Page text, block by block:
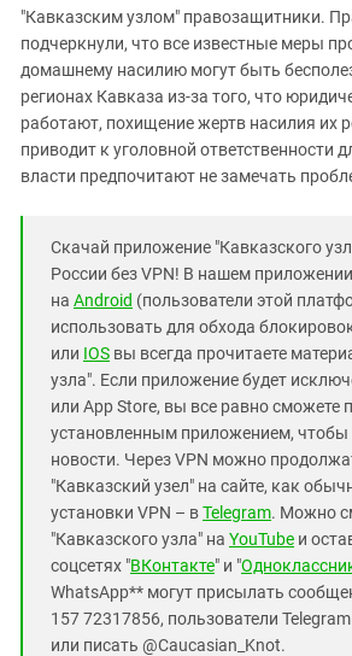
"Кавказским узлом" правозащитники.
подчеркнули, что все известные меры
домашнему насилию могут быть
регионах Кавказа из-за того, что
работают, похищение жертв насилия их
приводит к уголовной ответственности
власти предпочитают не замечать
Скачай приложение "Кавказского
России без VPN! В нашем приложении
на Android (пользователи этой
использовать для обхода
или IOS вы всегда прочитаете
узла". Если приложение будет
или App Store, вы все равно сможете
установленным приложением, чтобы
новости. Через VPN можно
"Кавказский узел" на сайте, как
установки VPN – вTelegram. Можно
"Кавказского узла" на YouTube и
соцсетях "ВКонтакте" и "
WhatsApp** могут присылать
157 72317856, пользователи
или писать @Caucasian_Knot.